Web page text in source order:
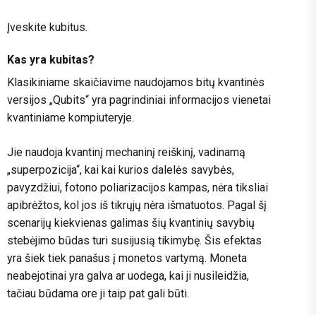
Įveskite kubitus.
Kas yra kubitas?
Klasikiniame skaičiavime naudojamos bitų kvantinės
versijos „Qubits“ yra pagrindiniai informacijos vienetai
kvantiniame kompiuteryje.
Jie naudoja kvantinį mechaninį reiškinį, vadinamą
„superpozicija“, kai kai kurios dalelės savybės,
pavyzdžiui, fotono poliarizacijos kampas, nėra tiksliai
apibrėžtos, kol jos iš tikrųjų nėra išmatuotos. Pagal šį
scenarijų kiekvienas galimas šių kvantinių savybių
stebėjimo būdas turi susijusią tikimybę. Šis efektas
yra šiek tiek panašus į monetos vartymą. Moneta
neabejotinai yra galva ar uodega, kai ji nusileidžia,
tačiau būdama ore ji taip pat gali būti.